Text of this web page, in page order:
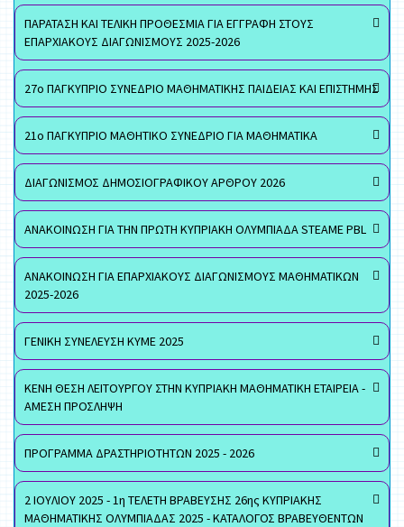
ΠΑΡΑΤΑΣΗ ΚΑΙ ΤΕΛΙΚΗ ΠΡΟΘΕΣΜΙΑ ΓΙΑ ΕΓΓΡΑΦΗ ΣΤΟΥΣ
ΕΠΑΡΧΙΑΚΟΥΣ ΔΙΑΓΩΝΙΣΜΟΥΣ 2025-2026
27ο ΠΑΓΚΥΠΡΙΟ ΣΥΝΕΔΡΙΟ ΜΑΘΗΜΑΤΙΚΗΣ ΠΑΙΔΕΙΑΣ ΚΑΙ ΕΠΙΣΤΗΜΗΣ
21ο ΠΑΓΚΥΠΡΙΟ ΜΑΘΗΤΙΚΟ ΣΥΝΕΔΡΙΟ ΓΙΑ ΜΑΘΗΜΑΤΙΚΑ
ΔΙΑΓΩΝΙΣΜΟΣ ΔΗΜΟΣΙΟΓΡΑΦΙΚΟΥ ΑΡΘΡΟΥ 2026
ΑΝΑΚΟΙΝΩΣΗ ΓΙΑ ΤΗΝ ΠΡΩΤΗ ΚΥΠΡΙΑΚΗ ΟΛΥΜΠΙΑΔΑ STEAME PBL
ΑΝΑΚΟΙΝΩΣΗ ΓΙΑ ΕΠΑΡΧΙΑΚΟΥΣ ΔΙΑΓΩΝΙΣΜΟΥΣ ΜΑΘΗΜΑΤΙΚΩΝ
2025-2026
ΓΕΝΙΚΗ ΣΥΝΕΛΕΥΣΗ ΚΥΜΕ 2025
ΚΕΝΗ ΘΕΣΗ ΛΕΙΤΟΥΡΓΟΥ ΣΤΗΝ ΚΥΠΡΙΑΚΗ ΜΑΘΗΜΑΤΙΚΗ ΕΤΑΙΡΕΙΑ -
ΑΜΕΣΗ ΠΡΟΣΛΗΨΗ
ΠΡΟΓΡΑΜΜΑ ΔΡΑΣΤΗΡΙΟΤΗΤΩΝ 2025 - 2026
2 ΙΟΥΛΙΟΥ 2025 - 1η ΤΕΛΕΤΗ ΒΡΑΒΕΥΣΗΣ 26ης ΚΥΠΡΙΑΚΗΣ
ΜΑΘΗΜΑΤΙΚΗΣ ΟΛΥΜΠΙΑΔΑΣ 2025 - ΚΑΤΑΛΟΓΟΣ ΒΡΑΒΕΥΘΕΝΤΩΝ